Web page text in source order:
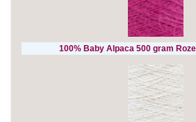
100% Baby Alpaca 500 gram